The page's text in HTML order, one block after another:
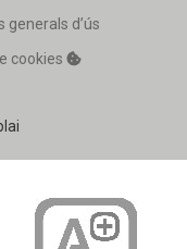
generals d’ús
cookies